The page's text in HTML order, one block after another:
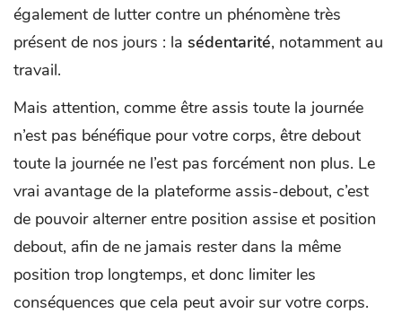
également de lutter contre un phénomène très
présent de nos jours : la sédentarité, notamment au
travail.
Mais attention, comme être assis toute la journée
n’est pas bénéfique pour votre corps, être debout
toute la journée ne l’est pas forcément non plus. Le
vrai avantage de la plateforme assis-debout, c’est
de pouvoir alterner entre position assise et position
debout, afin de ne jamais rester dans la même
position trop longtemps, et donc limiter les
conséquences que cela peut avoir sur votre corps.